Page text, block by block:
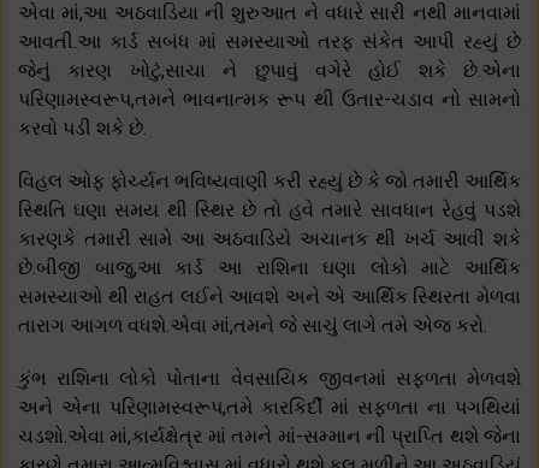
એવા માં,આ અઠવાડિયા ની શુરુઆત ને વધારે સારી નથી માનવામાં
આવતી.આ કાર્ડ સબંધ માં સમસ્યાઓ તરફ સંકેત આપી રહ્યું છે
જેનું કારણ ખોટું,સાચા ને છુપાવું વગેરે હોઈ શકે છે.એના
પરિણામસ્વરૂપ,તમને ભાવનાત્મક રૂપ થી ઉતાર-ચડાવ નો સામનો
કરવો પડી શકે છે.
વિહલ ઓફ ફોર્ચ્યન ભવિષ્યવાણી કરી રહ્યું છે કે જો તમારી આર્થિક
સ્થિતિ ઘણા સમય થી સ્થિર છે તો હવે તમારે સાવધાન રેહવું પડશે
કારણકે તમારી સામે આ અઠવાડિયે અચાનક થી ખર્ચ આવી શકે
છે.બીજી બાજુ,આ કાર્ડ આ રાશિના ઘણા લોકો માટે આર્થિક
સમસ્યાઓ થી રાહત લઈને આવશે અને એ આર્થિક સ્થિરતા મેળવા
તારાગ આગળ વધશે.એવા માં,તમને જે સાચું લાગે તમે એજ કરો.
કુંભ રાશિના લોકો પોતાના વેવસાયિક જીવનમાં સફળતા મેળવશે
અને એના પરિણામસ્વરૂપ,તમે કારકિર્દી માં સફળતા ના પગથિયાં
ચડશો.એવા માં,કાર્યક્ષેત્ર માં તમને માં-સમ્માન ની પ્રાપ્તિ થશે જેના